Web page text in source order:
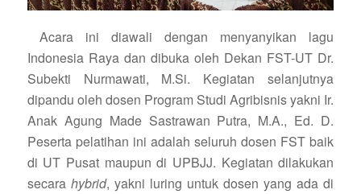
Acara ini diawali dengan menyanyikan lagu
Indonesia Raya dan dibuka oleh Dekan FST-UT Dr.
Subekti Nurmawati, M.Si. Kegiatan selanjutnya
dipandu oleh dosen Program Studi Agribisnis yakni Ir.
Anak Agung Made Sastrawan Putra, M.A., Ed. D.
Peserta pelatihan ini adalah seluruh dosen FST baik
di UT Pusat maupun di UPBJJ. Kegiatan dilakukan
secara hybrid, yakni luring untuk dosen yang ada di